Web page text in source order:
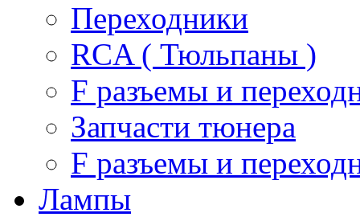
Переходники
RCA ( Тюльпаны )
F разъемы и
Запчасти тюнера
F разъемы и
Лампы